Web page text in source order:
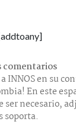
comentarios
INNOS en su
En este
ser necesario,
soporta.